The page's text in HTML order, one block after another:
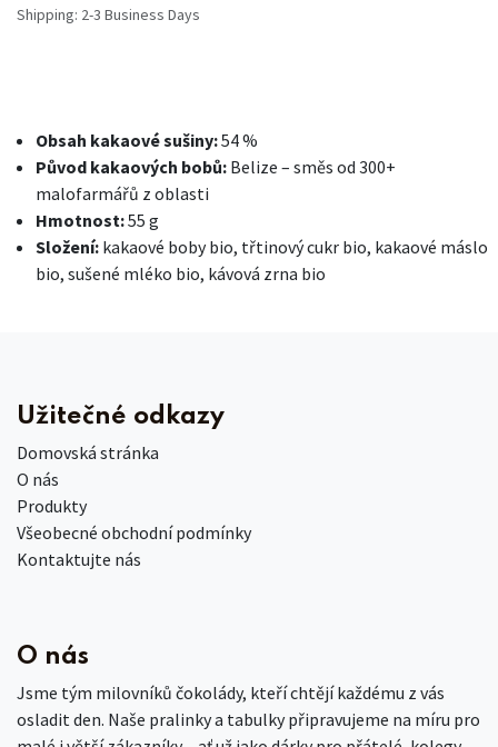
Shipping: 2-3 Business Days
Obsah kakaové sušiny:54 %
Původ kakaových bobů: Belize – směs od 300+
malofarmářů z oblasti
Hmotnost:55 g
Složení: kakaové boby bio, třtinový cukr bio, kakaové máslo
bio, sušené mléko bio, kávová zrna bio
Užitečné odkazy
Domovská stránka
O nás
Produkty
Všeobecné obchodní podmínky
Kontaktujte nás
O nás
Jsme tým milovníků čokolády, kteří chtějí každému z vás
osladit den. Naše pralinky a tabulky připravujeme na míru pro